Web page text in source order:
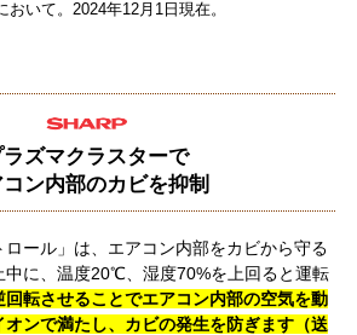
いて。2024年12月1日現在。
ラズマクラスターで
ン内部のカビを抑制
ール」は、エアコン内部をカビから守る
中に、温度20℃、湿度70%を上回ると運転
回転させることでエアコン内部の空気を動
ンで満たし、カビの発生を防ぎます（送